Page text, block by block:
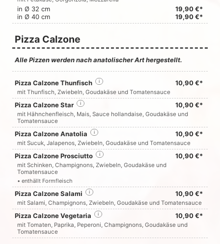
in Ø 32 cm
19,90 €*
in Ø 40 cm
19,90 €*
Pizza Calzone
Alle Pizzen werden nach anatolischer Art hergestellt.
Pizza Calzone Thunfisch 10,90 €*
i
mit Thunfisch, Zwiebeln, Goudakäse und Tomatensauce
Pizza Calzone Star 10,90 €*
i
mit Hähnchenfleisch, Mais, Sauce hollandaise, Goudakäse und
Tomatensauce
Pizza Calzone Anatolia 10,90 €*
i
mit Sucuk, Jalapenos, Zwiebeln, Goudakäse und Tomatensauce
Pizza Calzone Prosciutto 10,90 €*
i
mit Schinken, Champignons, Zwiebeln, Goudakäse und
Tomatensauce
• enthällt Formfleisch
Pizza Calzone Salami 10,90 €*
i
mit Salami, Champignons, Zwiebeln, Goudakäse und Tomatensauce
Pizza Calzone Vegetaria 10,90 €*
i
mit Tomaten, Paprika, Peperoni, Champignons, Goudakäse und
Tomatensauce